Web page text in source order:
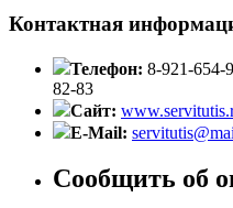
Контактная
Телефон: 8-921-654-
82-83
Сайт:
E-Mail:
Сообщить об